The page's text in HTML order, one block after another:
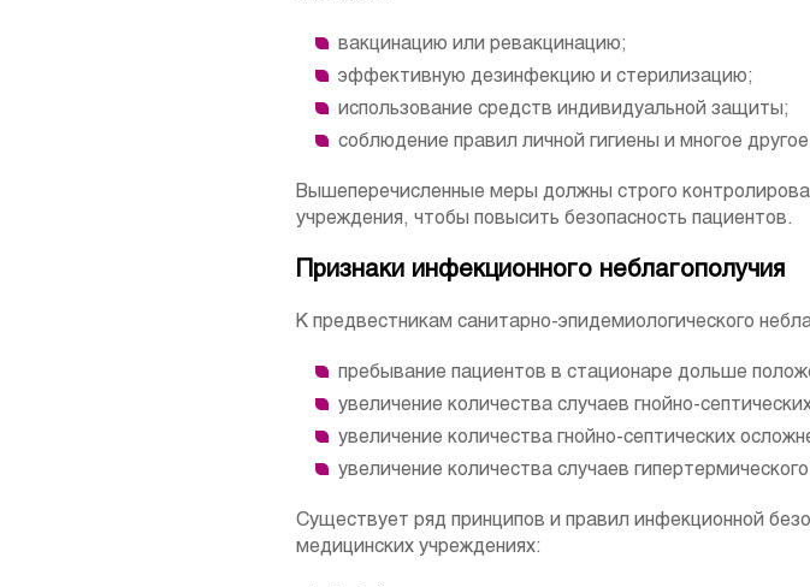
вакцинацию или ревакцинацию;
эффективную дезинфекцию и стерилизацию;
использование средств индивидуальной защиты;
соблюдение правил личной гигиены и многое
Вышеперечисленные меры должны строго
учреждения, чтобы повысить безопасность пациентов.
Признаки инфекционного неблагополучия
К предвестникам санитарно-эпидемиологического
пребывание пациентов в стационаре дольше
увеличение количества случаев гнойно-
увеличение количества гнойно-септических
увеличение количества случаев
Существует ряд принципов и правил инфекционной
медицинских учреждениях: